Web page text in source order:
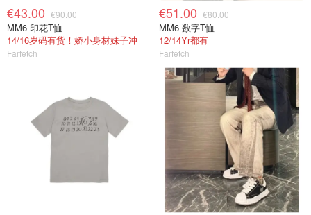
€43.00 €90.00
MM6 印花T恤
14/16岁码有货！娇小身材妹子冲
Farfetch
€51.00 €80.00
MM6 数字T恤
12/14Yr都有
Farfetch